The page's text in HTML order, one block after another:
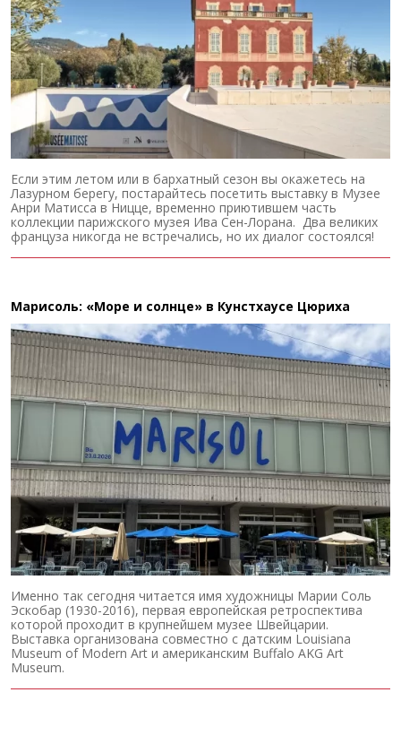
Если этим летом или в бархатный сезон вы окажетесь на
Лазурном берегу, постарайтесь посетить выставку в Музее
Анри Матисса в Ницце, временно приютившем часть
коллекции парижского музея Ива Сен-Лорана. Два великих
француза никогда не встречались, но их диалог состоялся!
Марисоль: «Море и солнце» в Кунстхаусе Цюриха
Именно так сегодня читается имя художницы Марии Соль
Эскобар (1930-2016), первая европейская ретроспектива
которой проходит в крупнейшем музее Швейцарии.
Выставка организована совместно с датским Louisiana
Museum of Modern Art и американским Buffalo AKG Art
Museum.